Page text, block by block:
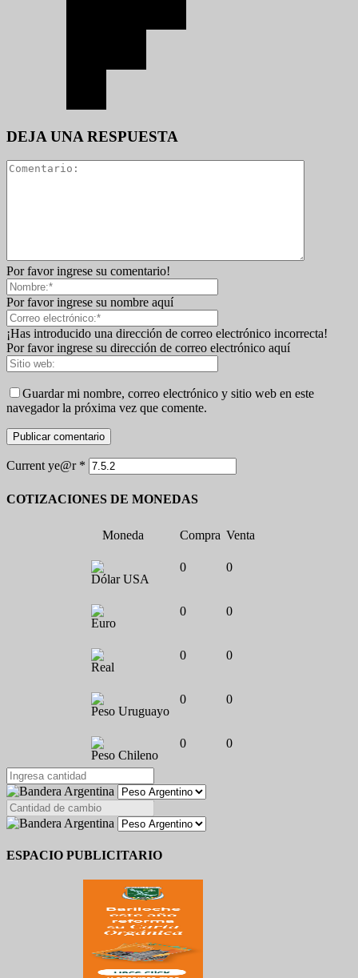
DEJA UNA RESPUESTA
Por favor ingrese su comentario!
Por favor ingrese su nombre aquí
¡Has introducido una dirección de correo electrónico incorrecta!
Por favor ingrese su dirección de correo electrónico aquí
Guardar mi nombre, correo electrónico y sitio web en este
navegador la próxima vez que comente.
Current ye@r *
COTIZACIONES DE MONEDAS
Moneda Compra Venta
Dólar USA
0 0
Euro
0 0
Real
0 0
Peso Uruguayo
0 0
Peso Chileno
0 0
ESPACIO PUBLICITARIO